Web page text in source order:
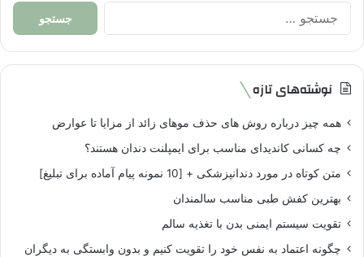
جستجو
برای:
نوشته‌های تازه
همه چیز درباره روش های حذف موهای زائد از مزایا تا عوارض
چه کسانی کاندیدای مناسب برای ایمپلنت دندان هستند؟
متن کوتاه در مورد دندانپزشکی + [10 نمونه پیام آماده برای تبلیغ]
بهترین کفش طبی مناسب سالمندان
تقویت سیستم ایمنی بدن با تغذیه سالم
چگونه اعتماد به نفس خود را تقویت کنیم و بدون وابستگی به دیگران